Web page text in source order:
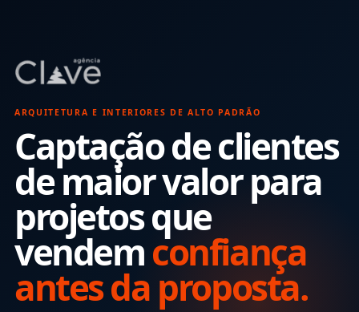
ARQUITETURA E INTERIORES DE ALTO PADRÃO
Captação de clientes
de maior valor para
projetos que
vendemconfiança
antes da proposta.